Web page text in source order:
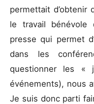
permettait d’obtenir
le travail bénévole
presse qui permet
dans les
questionner les «
événements), nous
Je suis donc parti